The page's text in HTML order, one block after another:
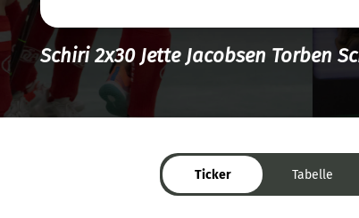
Schiri 2x30 Jette Jacobsen Torben
Ticker Tabelle